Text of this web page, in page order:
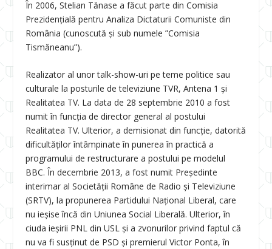
În 2006, Stelian Tănase a făcut parte din Comisia
Prezidențială pentru Analiza Dictaturii Comuniste din
România (cunoscută și sub numele ”Comisia
Tismăneanu”).
Realizator al unor talk-show-uri pe teme politice sau
culturale la posturile de televiziune TVR, Antena 1 și
Realitatea TV. La data de 28 septembrie 2010 a fost
numit în funcția de director general al postului
Realitatea TV. Ulterior, a demisionat din funcție, datorită
dificultăților întâmpinate în punerea în practică a
programului de restructurare a postului pe modelul
BBC. În decembrie 2013, a fost numit Președinte
interimar al Societății Române de Radio și Televiziune
(SRTV), la propunerea Partidului Național Liberal, care
nu ieșise încă din Uniunea Social Liberală. Ulterior, în
ciuda ieșirii PNL din USL și a zvonurilor privind faptul că
nu va fi susținut de PSD și premierul Victor Ponta, în